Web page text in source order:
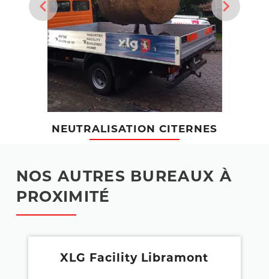
NEUTRALISATION CITERNES
NOS AUTRES BUREAUX À
PROXIMITÉ
XLG Facility Libramont